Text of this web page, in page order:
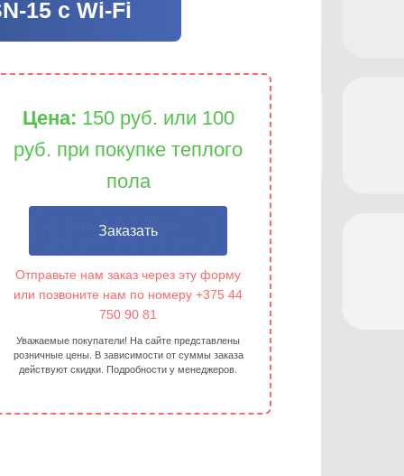
15 с Wi-Fi
Цена: 150 руб. или 100
руб. при покупке теплого
пола
Заказать
Отправьте нам заказ через эту форму
или позвоните нам по номеру +375 44
750 90 81
Уважаемые покупатели! На сайте представлены
розничные цены. В зависимости от суммы заказа
действуют скидки. Подробности у менеджеров.